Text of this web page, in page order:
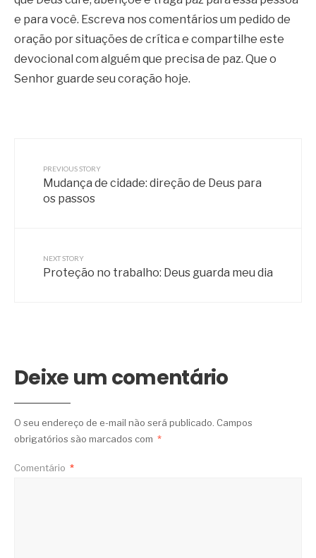
e para você. Escreva nos comentários um pedido de
oração por situações de crítica e compartilhe este
devocional com alguém que precisa de paz. Que o
Senhor guarde seu coração hoje.
PREVIOUS STORY
Mudança de cidade: direção de Deus para
os passos
NEXT STORY
Proteção no trabalho: Deus guarda meu dia
Deixe um comentário
O seu endereço de e-mail não será publicado. Campos
obrigatórios são marcados com *
Comentário *